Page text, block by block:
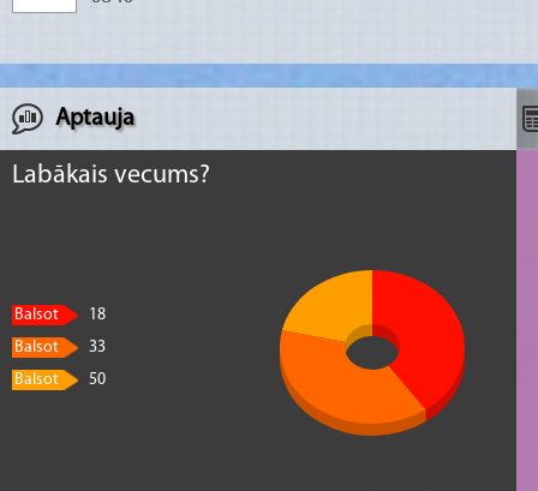
Aptauja
Labākais vecums?
Balsot
18
Balsot
33
Balsot
50